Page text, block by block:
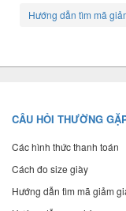
Hướng dẫn tìm mã
CÂU HỎI THƯỜNG
Các hình thức thanh toán
Cách đo size giày
Hướng dẫn tìm mã giảm